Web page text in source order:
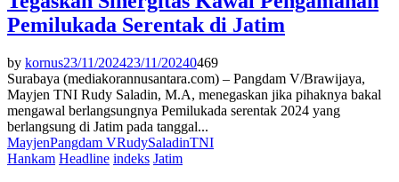
Pemilukada Serentak di Jatim
by kornus23/11/202423/11/20240469
Surabaya (mediakorannusantara.com) – Pangdam V/Brawijaya,
Mayjen TNI Rudy Saladin, M.A, menegaskan jika pihaknya bakal
mengawal berlangsungnya Pemilukada serentak 2024 yang
berlangsung di Jatim pada tanggal...
MayjenPangdam VRudySaladinTNI
Hankam Headline indeks Jatim